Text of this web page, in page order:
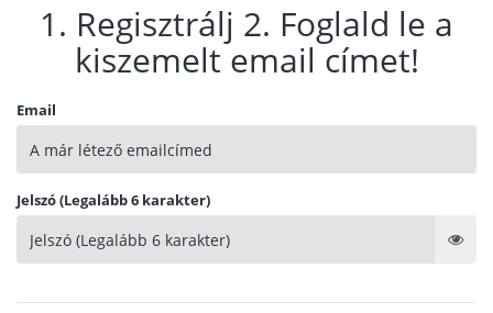
1. Regisztrálj 2. Foglald le a
kiszemelt email címet!
Email
Jelszó (Legalább 6 karakter)